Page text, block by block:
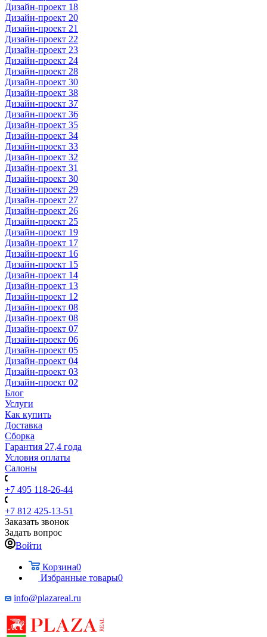
Дизайн-проект 18
Дизайн-проект 20
Дизайн-проект 21
Дизайн-проект 22
Дизайн-проект 23
Дизайн-проект 24
Дизайн-проект 28
Дизайн-проект 30
Дизайн-проект 38
Дизайн-проект 37
Дизайн-проект 36
Дизайн-проект 35
Дизайн-проект 34
Дизайн-проект 33
Дизайн-проект 32
Дизайн-проект 31
Дизайн-проект 30
Дизайн-проект 29
Дизайн-проект 27
Дизайн-проект 26
Дизайн-проект 25
Дизайн-проект 19
Дизайн-проект 17
Дизайн-проект 16
Дизайн-проект 15
Дизайн-проект 14
Дизайн-проект 13
Дизайн-проект 12
Дизайн-проект 08
Дизайн-проект 08
Дизайн-проект 07
Дизайн-проект 06
Дизайн-проект 05
Дизайн-проект 04
Дизайн-проект 03
Дизайн-проект 02
Блог
Услуги
Как купить
Доставка
Сборка
Гарантия 27,4 года
Условия оплаты
Салоны
+7 495 118-26-44
+7 812 425-13-51
Заказать звонок
Задать вопрос
Войти
Корзина0
Избранные товары0
info@plazareal.ru